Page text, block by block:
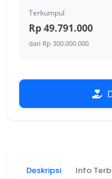
Terkumpul
Rp 49.791.000
dari Rp 300.000.000
Deskripsi Info